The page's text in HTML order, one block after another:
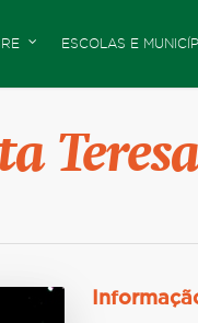
ESCOLAS E